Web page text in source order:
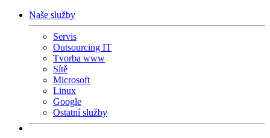
Naše služby
Servis
Outsourcing IT
Tvorba www
Sítě
Microsoft
Linux
Google
Ostatní služby